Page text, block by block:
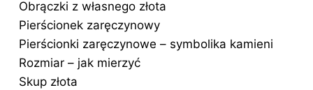
Obrączki z własnego złota
Pierścionek zaręczynowy
Pierścionki zaręczynowe – symbolika kamieni
Rozmiar – jak mierzyć
Skup złota